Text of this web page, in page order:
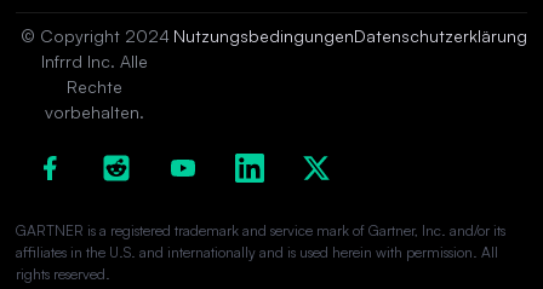
© Copyright 2024
Infrrd Inc. Alle
Rechte
vorbehalten.
NutzungsbedingungenDatenschutzerklärung
GARTNER is a registered trademark and service mark of Gartner, Inc. and/or its
affiliates in the U.S. and internationally and is used herein with permission. All
rights reserved.